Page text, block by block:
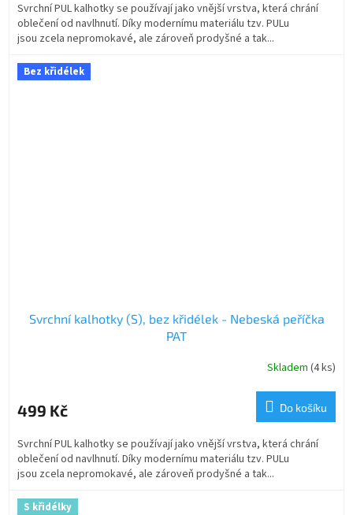
Svrchní PUL kalhotky se používají jako vnější vrstva, která chrání
oblečení od navlhnutí. Díky modernímu materiálu tzv. PULu
jsou zcela nepromokavé, ale zároveň prodyšné a tak...
Bez křidélek
Svrchní kalhotky (S), bez křidélek - Nebeská peříčka
PAT
Skladem (4 ks)
499 Kč Do košíku
Svrchní PUL kalhotky se používají jako vnější vrstva, která chrání
oblečení od navlhnutí. Díky modernímu materiálu tzv. PULu
jsou zcela nepromokavé, ale zároveň prodyšné a tak...
S křidélky